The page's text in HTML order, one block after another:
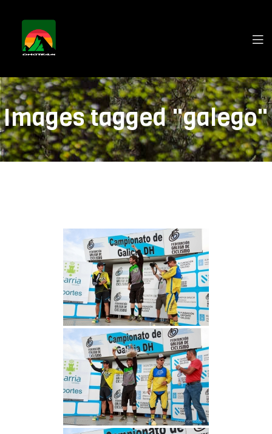
Images tagged "galego"